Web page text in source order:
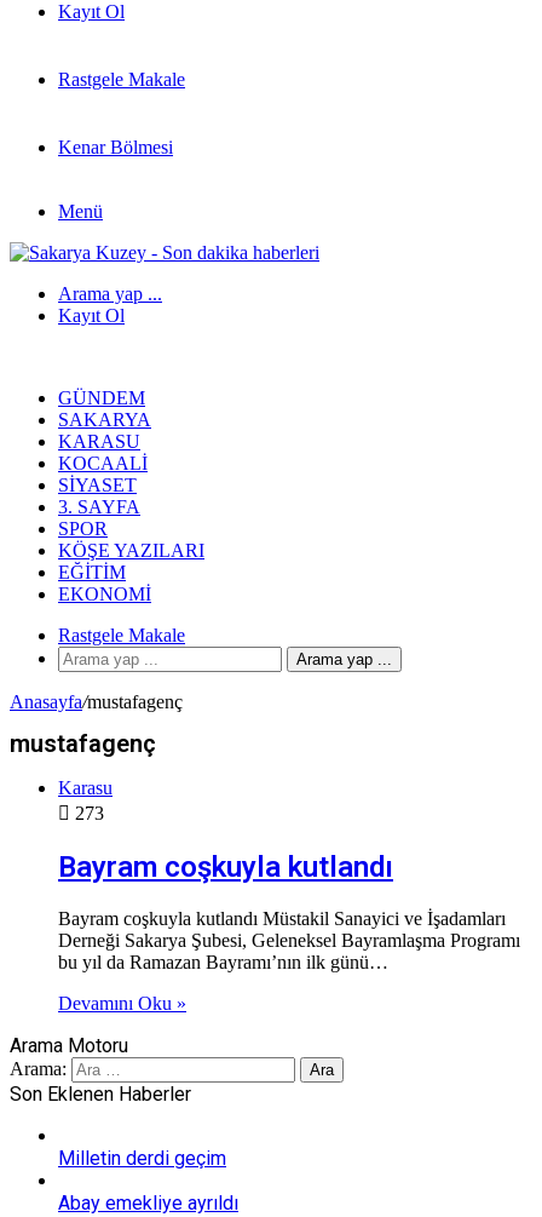
Kayıt Ol
Rastgele Makale
Kenar Bölmesi
Menü
Arama yap ...
Kayıt Ol
GÜNDEM
SAKARYA
KARASU
KOCAALI
SIYASET
3. SAYFA
SPOR
KÖŞE YAZILARI
EĞITIM
EKONOMI
Rastgele Makale
Arama yap ...
Anasayfa/mustafagenç
mustafagenç
Karasu
273
Bayram coşkuyla kutlandı
Bayram coşkuyla kutlandı Müstakil Sanayici ve İşadamları
Derneği Sakarya Şubesi, Geleneksel Bayramlaşma Programı
bu yıl da Ramazan Bayramı’nın ilk günü…
Devamını Oku »
Arama Motoru
Arama:
Son Eklenen Haberler
Milletin derdi geçim
Abay emekliye ayrıldı